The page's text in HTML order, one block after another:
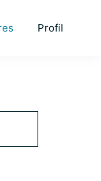
Profil